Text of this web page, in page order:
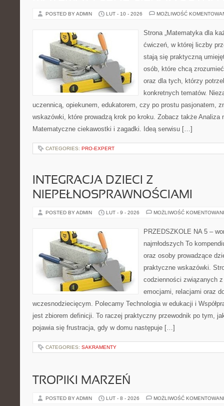
POSTED BY ADMIN LUT - 10 - 2026 MOŻLIWOŚĆ
Strona „Matematyka dla
ćwiczeń, w której liczby
stają się praktyczną
osób, które chcą
oraz dla tych, którzy
konkretnych tematów.
uczennicą, opiekunem, edukatorem, czy po prostu pasjonatem,
wskazówki, które prowadzą krok po kroku. Zobacz także Analiza
Matematyczne ciekawostki i zagadki. Ideą serwisu […]
CATEGORIES: PRO-EXPERT
INTEGRACJA DZIECI Z
NIEPEŁNOSPRAWNOŚCIAMI
POSTED BY ADMIN LUT - 9 - 2026 MOŻLIWOŚĆ
PRZEDSZKOLE NA 5 –
najmłodszych To
oraz osoby prowadzące
praktyczne wskazówki.
codzienności związanych
emocjami, relacjami oraz
wczesnodziecięcym. Polecamy Technologia w edukacji i
jest zbiorem definicji. To raczej praktyczny przewodnik po tym,
pojawia się frustracja, gdy w domu następuje […]
CATEGORIES: SAKRAMENTY
TROPIKI MARZEŃ
POSTED BY ADMIN LUT - 8 - 2026 MOŻLIWOŚĆ